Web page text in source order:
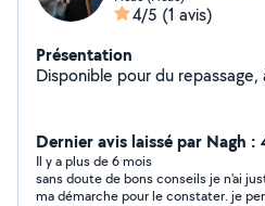
4/5 (1 avis)
Présentation
Disponible pour du
Dernier avis laissé par Nagh :
Il y a plus de 6 mois
sans doute de bons conseils je n'ai
ma démarche pour le constater. je